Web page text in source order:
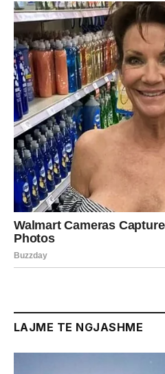
LAJME TE NGJASHME